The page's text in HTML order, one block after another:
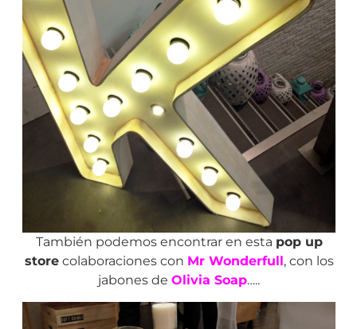
También podemos encontrar en esta pop up
storecolaboraciones con Mr Wonderfull, con los
jabones de Olivia Soap…..